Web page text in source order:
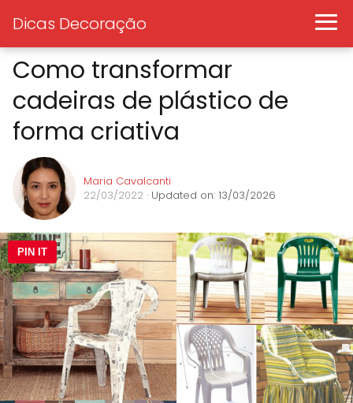
Dicas Decoração
Como transformar
cadeiras de plástico de
forma criativa
Maria Cavalcanti
22/03/2022 · Updated on: 13/03/2026
PIN IT